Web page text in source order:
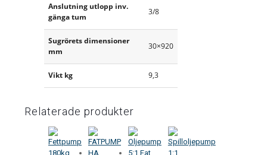
Anslutning utlopp inv.
gänga tum
3/8
Sugrörets dimensioner
mm
30×920
Vikt kg 9,3
Relaterade produkter